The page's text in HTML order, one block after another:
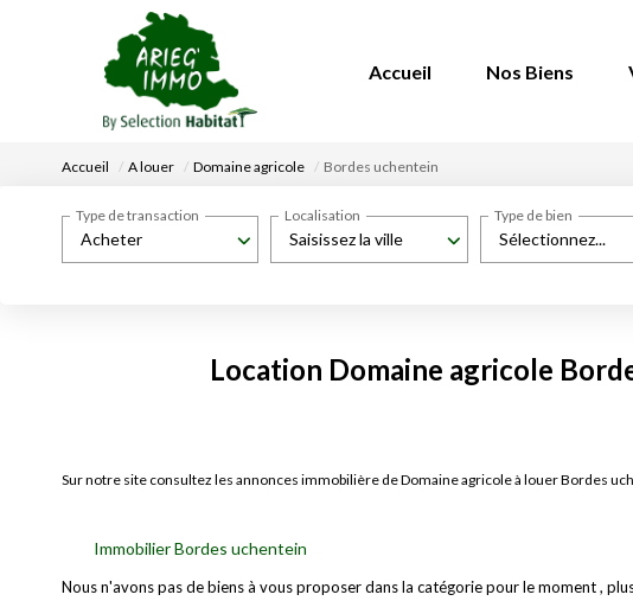
Accueil Nos Biens
Accueil A louer Domaine agricole Bordes uchentein
Acheter
Type de transaction
Saisissez la ville
Localisation
Sélectionnez...
Type de bien
Location Domaine agricole
Sur notre site consultez les annonces immobilière de Domaine agricole à louer Bordes
Immobilier Bordes uchentein
Nous n'avons pas de biens à vous proposer dans la catégorie pour le moment ,